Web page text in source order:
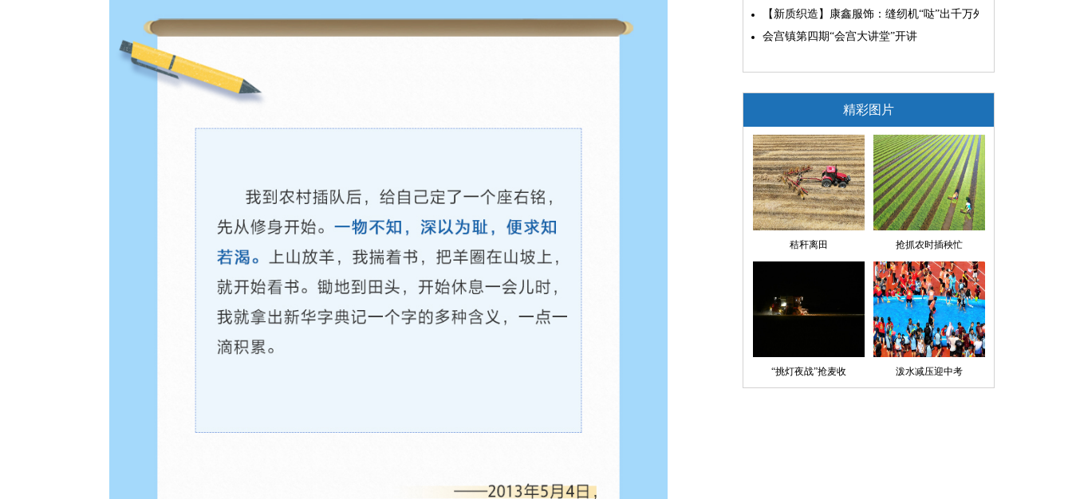
【新质织造】康鑫服饰：缝纫机“哒”出千万外贸大生意
会宫镇第四期“会宫大讲堂”开讲
精彩图片
秸秆离田 抢抓农时插秧忙
“挑灯夜战”抢麦收 泼水减压迎中考